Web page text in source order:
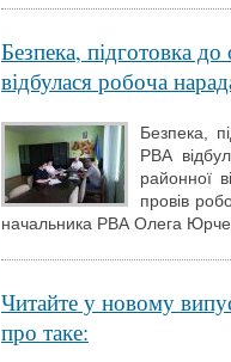
Безпека, підготовка
відбулася робоча
Безпека,
РВА
районної
провів
начальника РВА Олега
Читайте у новому
про таке: